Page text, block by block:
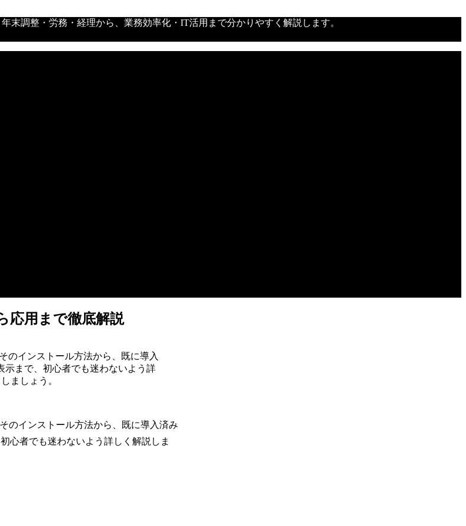
末調整・労務・経理から、業務効率化・IT活用まで分かりやすく解説します。
応用まで徹底解説
のインストール方法から、既に導入
示まで、初心者でも迷わないよう詳
ましょう。
のインストール方法から、既に導入済み
心者でも迷わないよう詳しく解説しま